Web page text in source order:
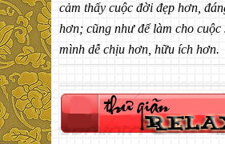
cảm thấy cuộc đời đẹp hơn,
hơn; cũng như để làm cho cuộc
mình dễ chịu hơn, hữu ích hơn.